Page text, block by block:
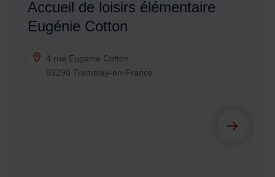
Accueil de loisirs élémentaire
Eugénie Cotton
4 rue Eugénie Cotton
93290 Tremblay-en-France